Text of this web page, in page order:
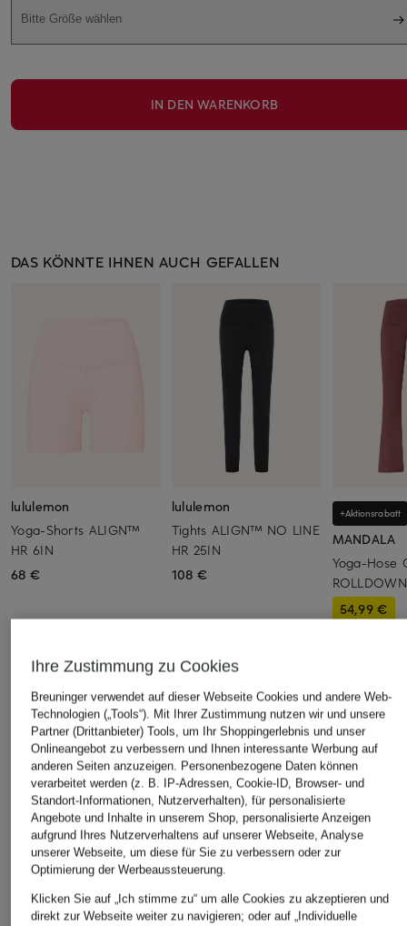
Bitte Größe wählen
IN DEN WARENKORB
DAS KÖNNTE IHNEN AUCH GEFALLEN
lululemon
Yoga-Shorts ALIGN™
HR 6IN
68 €
lululemon
Tights ALIGN™ NO LINE
HR 25IN
108 €
+Aktionsrabatt
MANDALA
Yoga-Hose
ROLLDOWN
54,99 €
ÄHNLICHE ARTIKEL ENTDECKEN
Ihre Zustimmung zu Cookies
Breuninger verwendet auf dieser Webseite Cookies und andere Web-
Technologien („Tools“). Mit Ihrer Zustimmung nutzen wir und unsere
Partner (Drittanbieter) Tools, um Ihr Shoppingerlebnis und unser
Onlineangebot zu verbessern und Ihnen interessante Werbung auf
anderen Seiten anzuzeigen. Personenbezogene Daten können
verarbeitet werden (z. B. IP-Adressen, Cookie-ID, Browser- und
Standort-Informationen, Nutzerverhalten), für personalisierte
Angebote und Inhalte in unserem Shop, personalisierte Anzeigen
aufgrund Ihres Nutzerverhaltens auf unserer Webseite, Analyse
unserer Webseite, um diese für Sie zu verbessern oder zur
Optimierung der Werbeaussteuerung.
Klicken Sie auf „Ich stimme zu“ um alle Cookies zu akzeptieren und
direkt zur Webseite weiter zu navigieren; oder auf „Individuelle